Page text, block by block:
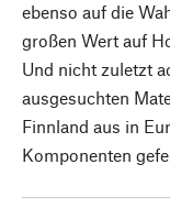
ebenso auf die
großen Wert auf
Und nicht zuletzt
ausgesuchten
Finnland aus in
Komponenten